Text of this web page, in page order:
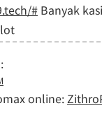
# Banyak
online: